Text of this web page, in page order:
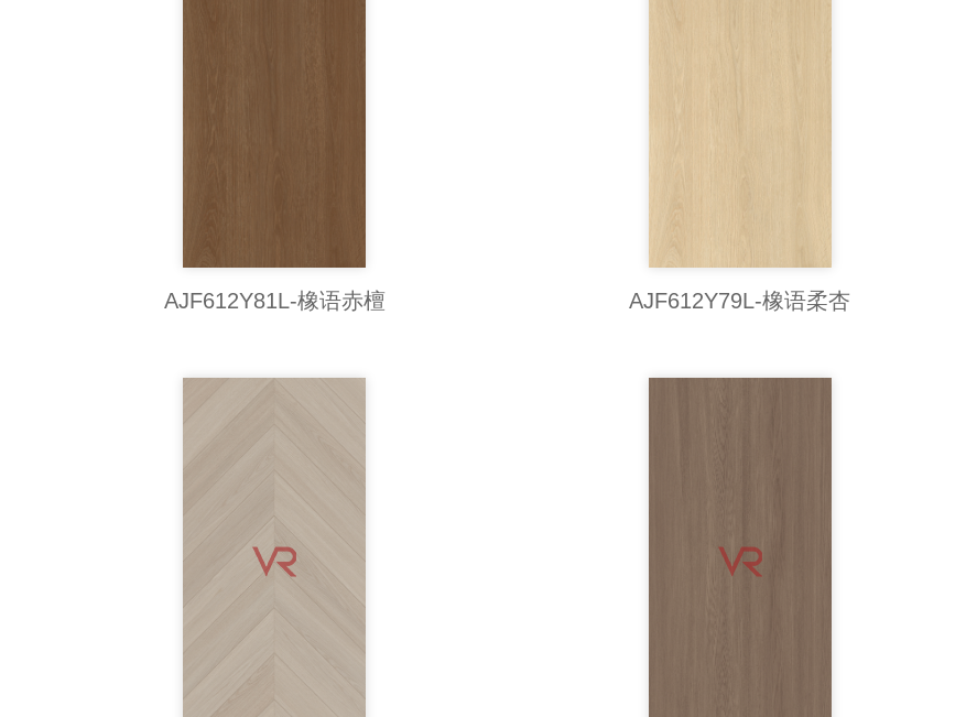
AJF612Y81L-橡语赤檀 AJF612Y79L-橡语柔杏